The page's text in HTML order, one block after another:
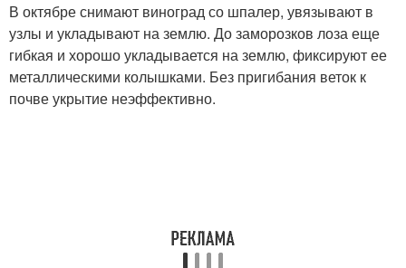
В октябре снимают виноград со шпалер, увязывают в
узлы и укладывают на землю. До заморозков лоза еще
гибкая и хорошо укладывается на землю, фиксируют ее
металлическими колышками. Без пригибания веток к
почве укрытие неэффективно.